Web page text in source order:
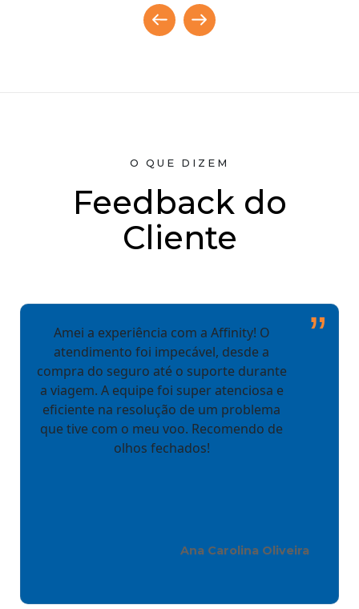
O QUE DIZEM
Feedback do
Cliente
Amei a experiência com a Affinity! O
atendimento foi impecável, desde a
compra do seguro até o suporte durante
a viagem. A equipe foi super atenciosa e
eficiente na resolução de um problema
que tive com o meu voo. Recomendo de
olhos fechados!
”
Ana Carolina Oliveira